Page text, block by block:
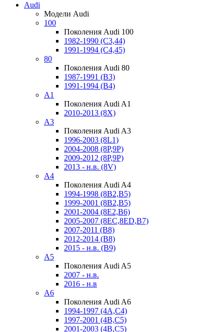
Audi
Модели Audi
100
Поколения Audi 100
1982-1990 (С3,44)
1991-1994 (С4,45)
80
Поколения Audi 80
1987-1991 (B3)
1991-1994 (B4)
A1
Поколения Audi A1
2010-2013 (8X)
A3
Поколения Audi A3
1996-2003 (8L1)
2004-2008 (8P,9P)
2009-2012 (8P,9P)
2013 - н.в. (8V)
A4
Поколения Audi A4
1994-1998 (8B2,B5)
1999-2001 (8B2,B5)
2001-2004 (8E2,B6)
2005-2007 (8EC,8ED,B7)
2007-2011 (B8)
2012-2014 (B8)
2015 - н.в. (B9)
A5
Поколения Audi A5
2007 - н.в.
2016 - н.в
A6
Поколения Audi A6
1994-1997 (4A,C4)
1997-2001 (4B,C5)
2001-2003 (4B,C5)